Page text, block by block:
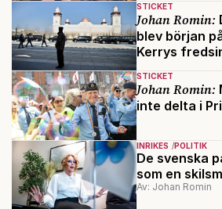
STICKET
Johan Romin:
blev början
Kerrys
STICKET
Johan Romin:
inte delta i
INRIKES POLITIK
De svenska
som en
Av: Johan Romin